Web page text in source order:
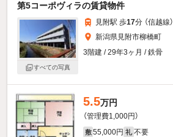
第5コーポヴィラの賃貸物件
すべての写真
見附駅 歩17分 （信越線）
新潟県見附市柳橋町
3階建 / 29年3ヶ月 / 鉄骨
5.5万円
（管理費1,000円）
敷 55,000円 礼 不要